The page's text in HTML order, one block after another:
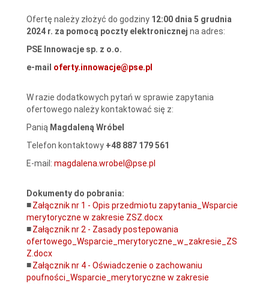
Ofertę należy złożyć do godziny 12:00 dnia 5 grudnia
2024 r. za pomocą poczty elektronicznej na adres:
PSE Innowacje sp. z o.o.
e-mail oferty.innowacje@pse.pl
W razie dodatkowych pytań w sprawie zapytania
ofertowego należy kontaktować się z:
Panią Magdaleną Wróbel
Telefon kontaktowy +48 887 179 561
E-mail: magdalena.wrobel@pse.pl
Dokumenty do pobrania:
Załącznik nr 1 - Opis przedmiotu zapytania_Wsparcie
merytoryczne w zakresie ZSZ.docx
Załącznik nr 2 - Zasady postepowania
ofertowego_Wsparcie_merytoryczne_w_zakresie_ZS
Z.docx
Załącznik nr 4 - Oświadczenie o zachowaniu
poufności_Wsparcie_merytoryczne w zakresie